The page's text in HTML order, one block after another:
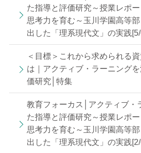
た指導と評価研究～授業レポ
思考力を育む～玉川学園高等
出した「理系現代文」の実践[5/
＜目標＞これから求められる
は｜アクティブ・ラーニング
価研究│特集
教育フォーカス│アクティブ・
た指導と評価研究～授業レポ
思考力を育む～玉川学園高等
出した「理系現代文」の実践[2/